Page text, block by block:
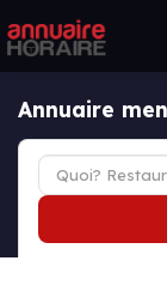
Annuaire